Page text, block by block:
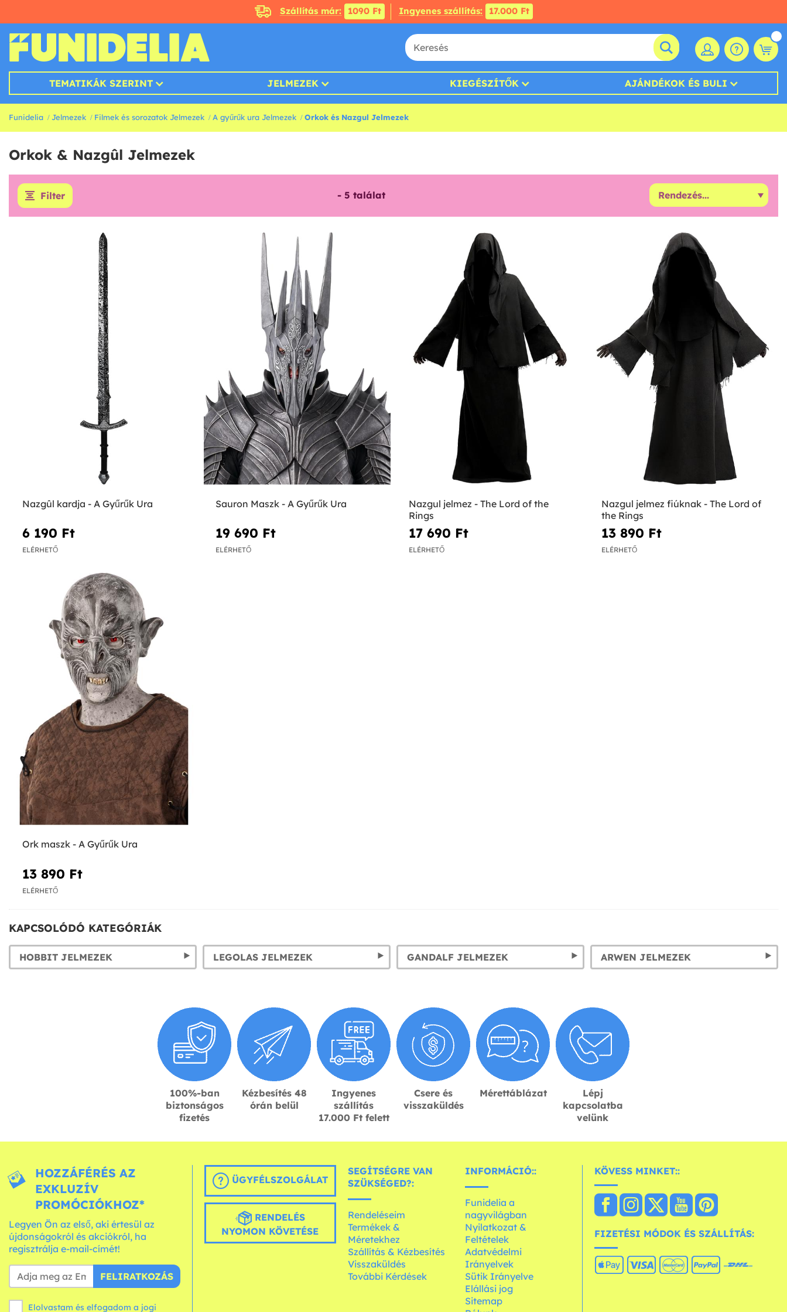
Szállítás már: 1090 Ft Ingyenes szállítás: 17.000 Ft
TEMATIKÁK SZERINT JELMEZEK KIEGÉSZÍTŐK AJÁNDÉKOK ÉS BULI
Funidelia Jelmezek Filmek és sorozatok Jelmezek A gyűrűk ura Jelmezek Orkok és Nazgul Jelmezek
Orkok & Nazgûl Jelmezek
Filter - 5 találat
Nazgûl kardja - A Gyűrűk Ura
6 190 Ft‎
ELÉRHETŐ
Sauron Maszk - A Gyűrűk Ura
19 690 Ft‎
ELÉRHETŐ
Nazgul jelmez - The Lord of the
Rings
17 690 Ft‎
ELÉRHETŐ
Nazgul jelmez fiúknak - The Lord of
the Rings
13 890 Ft‎
ELÉRHETŐ
Ork maszk - A Gyűrűk Ura
13 890 Ft‎
ELÉRHETŐ
KAPCSOLÓDÓ KATEGÓRIÁK
HOBBIT JELMEZEK LEGOLAS JELMEZEK GANDALF JELMEZEK ARWEN JELMEZEK
100%-ban
biztonságos
fizetés
Kézbesítés 48
órán belül
Ingyenes
szállítás
17.000 Ft felett
Csere és
visszaküldés
Mérettáblázat
Lépj
kapcsolatba
velünk
HOZZÁFÉRÉS AZ
EXKLUZÍV
PROMÓCIÓKHOZ*
Legyen Ön az első, aki értesül az
újdonságokról és akciókról, ha
regisztrálja e-mail-címét!
FELIRATKOZÁS
Elolvastam és elfogadom a jogi
ÜGYFÉLSZOLGÁLAT
RENDELÉS
NYOMON KÖVETÉSE
SEGÍTSÉGRE VAN
SZÜKSÉGED?:
Rendeléseim
Termékek &
Méretekhez
Szállítás & Kézbesítés
Visszaküldés
További Kérdések
INFORMÁCIÓ::
Funidelia a
nagyvilágban
Nyilatkozat &
Feltételek
Adatvédelmi
Irányelvek
Sütik Irányelve
Elállási jog
Sitemap
KÖVESS MINKET::
FIZETÉSI MÓDOK ÉS SZÁLLÍTÁS: